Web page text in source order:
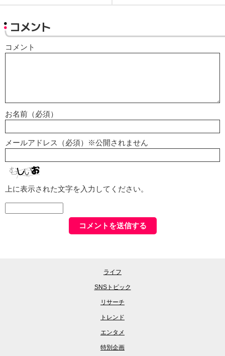
コメント
コメント
お名前（必須）
メールアドレス（必須）※公開されません
上に表示された文字を入力してください。
ライフ
SNSトピック
リサーチ
トレンド
エンタメ
特別企画